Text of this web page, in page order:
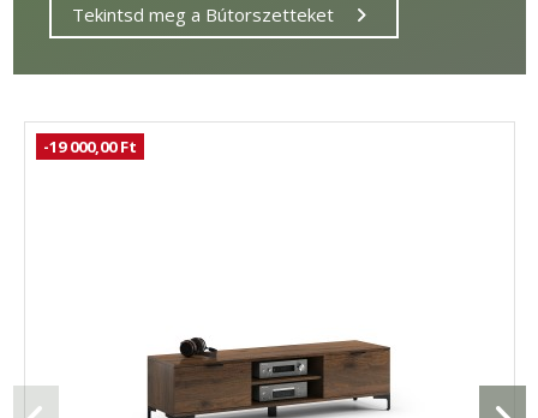
Tekintsd meg a Bútorszetteket
-19 000,00 Ft